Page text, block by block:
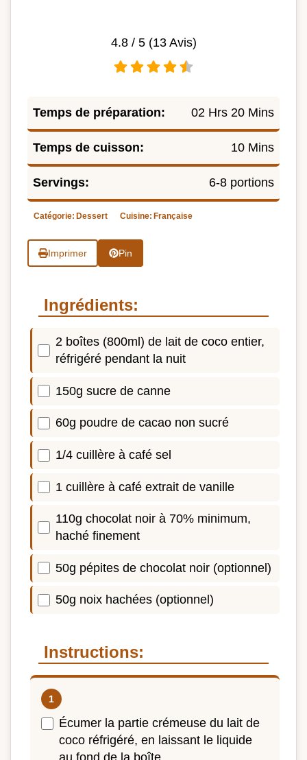
4.8/ 5 (13Avis)
Temps de préparation: 02 Hrs 20 Mins
Temps de cuisson: 10 Mins
Servings: 6-8 portions
Catégorie: Dessert Cuisine: Française
Imprimer Pin
Ingrédients:
2 boîtes (800ml) de lait de coco entier,
réfrigéré pendant la nuit
150g sucre de canne
60g poudre de cacao non sucré
1/4 cuillère à café sel
1 cuillère à café extrait de vanille
110g chocolat noir à 70% minimum,
haché finement
50g pépites de chocolat noir (optionnel)
50g noix hachées (optionnel)
Instructions:
Écumer la partie crémeuse du lait de
coco réfrigéré, en laissant le liquide